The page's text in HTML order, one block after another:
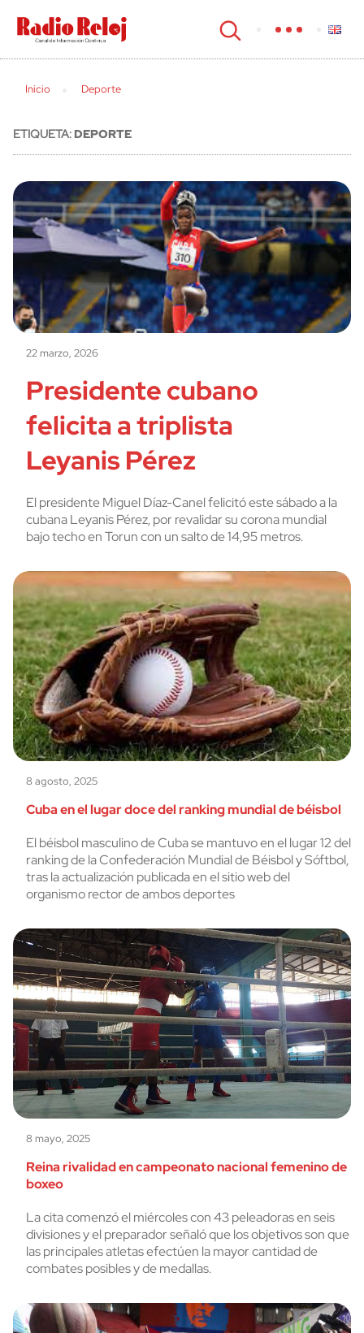
cerrar
Inicio Deporte
ETIQUETA:DEPORTE
22 marzo, 2026
Presidente cubano
felicita a triplista
Leyanis Pérez
El presidente Miguel Díaz-Canel felicitó este sábado a la
cubana Leyanis Pérez, por revalidar su corona mundial
bajo techo en Torun con un salto de 14,95 metros.
8 agosto, 2025
Cuba en el lugar doce del ranking mundial de béisbol
El béisbol masculino de Cuba se mantuvo en el lugar 12 del
ranking de la Confederación Mundial de Béisbol y Sóftbol,
tras la actualización publicada en el sitio web del
organismo rector de ambos deportes
8 mayo, 2025
Reina rivalidad en campeonato nacional femenino de
boxeo
La cita comenzó el miércoles con 43 peleadoras en seis
divisiones y el preparador señaló que los objetivos son que
las principales atletas efectúen la mayor cantidad de
combates posibles y de medallas.